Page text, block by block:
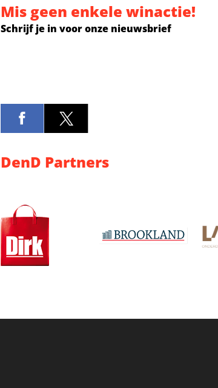
Mis geen enkele winactie!
Schrijf je in voor onze nieuwsbrief
DenD Partners